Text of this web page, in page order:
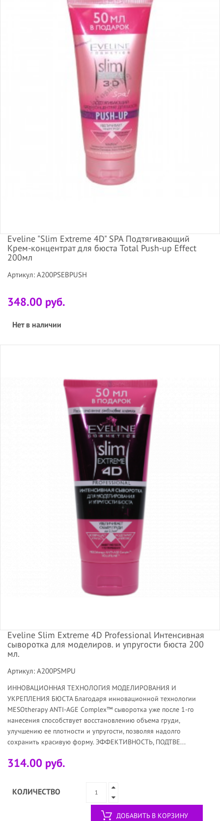
Eveline "Slim Extreme 4D" SPA Подтягивающий
Крем-концентрат для бюста Total Push-up Effect
200мл
Артикул: A200PSEВPUSH
348.00 руб.
Нет в наличии
Eveline Slim Extreme 4D Professional Интенсивная
сыворотка для моделиров. и упругости бюста 200
мл.
Артикул: A200PSMPU
ИННОВАЦИОННАЯ ТЕХНОЛОГИЯ МОДЕЛИРОВАНИЯ И
УКРЕПЛЕНИЯ БЮСТА Благодаря инновационной технологии
MESOtherapy ANTI-AGE Complex™ сыворотка уже после 1-го
нанесения способствует восстановлению объема груди,
улучшению ее плотности и упругости, позволяя надолго
сохранить красивую форму. ЭФФЕКТИВНОСТЬ, ПОДТВЕ...
314.00 руб.
КОЛИЧЕСТВО
ДОБАВИТЬ В КОРЗИНУ